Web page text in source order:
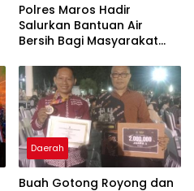
Polres Maros Hadir
Salurkan Bantuan Air
Bersih Bagi Masyarakat
Di Maros
Daerah
Buah Gotong Royong dan